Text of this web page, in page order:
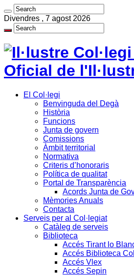
Divendres , 7 agost 2026
Oficial de
El Col·legi
Benvinguda del Degà
Història
Funcions
Junta de govern
Comissions
Àmbit territorial
Normativa
Criteris d’honoraris
Política de qualitat
Portal de Transparència
Acords Junta de
Mèmories Anuals
Contacta
Serveis per al Col·legiat
Catàleg de serveis
Biblioteca
Accés Tirant lo
Accés Biblioteca
Accés Vlex
Accés Sepin